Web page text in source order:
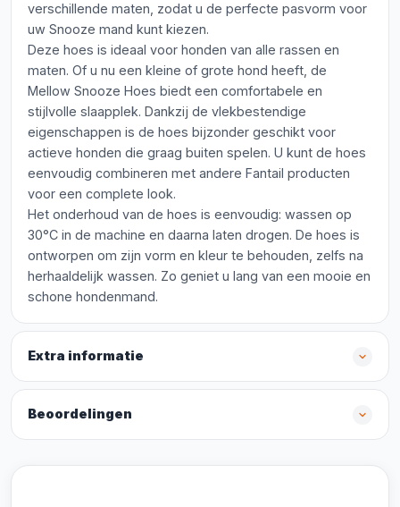
verschillende maten, zodat u de perfecte pasvorm voor
uw Snooze mand kunt kiezen.
Deze hoes is ideaal voor honden van alle rassen en
maten. Of u nu een kleine of grote hond heeft, de
Mellow Snooze Hoes biedt een comfortabele en
stijlvolle slaapplek. Dankzij de vlekbestendige
eigenschappen is de hoes bijzonder geschikt voor
actieve honden die graag buiten spelen. U kunt de hoes
eenvoudig combineren met andere Fantail producten
voor een complete look.
Het onderhoud van de hoes is eenvoudig: wassen op
30°C in de machine en daarna laten drogen. De hoes is
ontworpen om zijn vorm en kleur te behouden, zelfs na
herhaaldelijk wassen. Zo geniet u lang van een mooie en
schone hondenmand.
Extra informatie
Beoordelingen